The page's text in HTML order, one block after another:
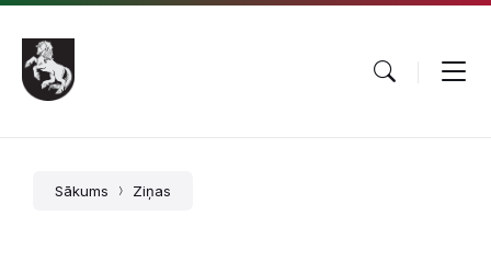
Pāriet
saturu
Skip
main
navigation
Skip
footer
Sākums Ziņas